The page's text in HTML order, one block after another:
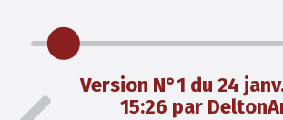
Version N°1 du 24
15:26 par